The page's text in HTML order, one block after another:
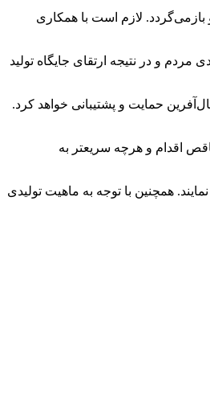
لازم است با همکاری
و در نتیجه ارتقای جایگاه تولید
حمایت و پشتیبانی خواهد کرد.
حداکثر تا ۱۵ شهریور نسبت به تکمیل خودروهای ناقص اقدام و هرچه سریعتر به
همچنین با توجه به ماهیت تولیدی